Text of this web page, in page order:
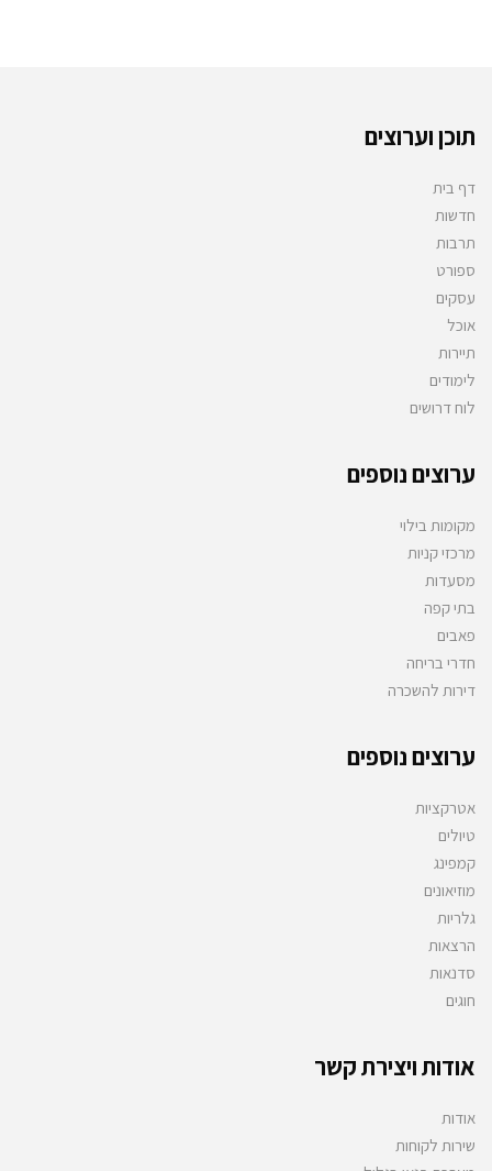
תוכן וערוצים
דף בית
חדשות
תרבות
ספורט
עסקים
אוכל
תיירות
לימודים
לוח דרושים
ערוצים נוספים
מקומות בילוי
מרכזי קניות
מסעדות
בתי קפה
פאבים
חדרי בריחה
דירות להשכרה
ערוצים נוספים
אטרקציות
טיולים
קמפינג
מוזיאונים
גלריות
הרצאות
סדנאות
חוגים
אודות ויצירת קשר
אודות
שירות לקוחות